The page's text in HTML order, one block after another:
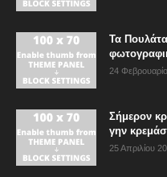
Τα
24
Σήμερον
γην
25 Απριλίου